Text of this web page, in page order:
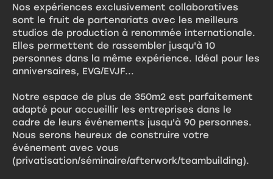
Nos expériences exclusivement collaboratives
sont le fruit de partenariats avec les meilleurs
studios de production à renommée internationale.
Elles permettent de rassembler jusqu'à 10
personnes dans la même expérience. Idéal pour les
anniversaires, EVG/EVJF...
Notre espace de plus de 350m2 est parfaitement
adapté pour accueillir les entreprises dans le
cadre de leurs événements jusqu'à 90 personnes.
Nous serons heureux de construire votre
événement avec vous
(privatisation/séminaire/afterwork/teambuilding).